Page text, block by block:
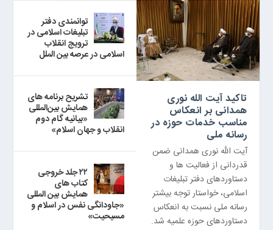
تاکید آیت الله نوری
همدانی بر انعکاس
مناسب خدمات حوزه در
رسانه ملی
آیت الله نوری همدانی ضمن
قدردانی از فعالیت ها و
دستاوردهای دفتر تبلیغات
اسلامی، خواستار توجه بیشتر
رسانه ملی نسبت به انعکاس
دستاوردهای حوزه علمیه شد.
توانمندی دفتر
تبلیغات اسلامی در
ترویج انقلاب
اسلامی در عرصه بین الملل
تشریح برنامه های
همایش بین‌المللی
«بیانیه گام دوم
انقلاب و جهان اسلام»
۲۲ جلد خروجی
کتاب های
همایش بین المللی
«جاودانگی نفس در اسلام و
مسیحیت»